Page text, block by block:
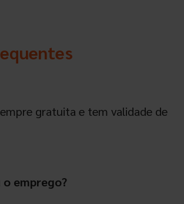
gratuita e tem validade de
o emprego?